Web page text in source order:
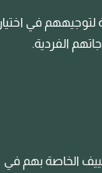
في اختيار
الفردية.
الخاصة بهم في